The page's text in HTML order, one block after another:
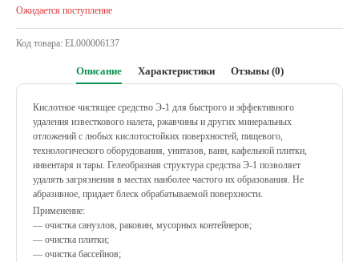
Ожидается поступление
Код товара: EL000006137
Описание Характеристики Отзывы (0)
Кислотное чистящее средство Э-1 для быстрого и эффективного
удаления известкового налета, ржавчины и других минеральных
отложений с любых кислотостойких поверхностей, пищевого,
технологического оборудования, унитазов, ванн, кафельной плитки,
инвентаря и тары. Гелеобразная структура средства Э-1 позволяет
удалять загрязнения в местах наиболее частого их образования. Не
абразивное, придает блеск обрабатываемой поверхности.
Применение:
— очистка санузлов, раковин, мусорных контейнеров;
— очистка плитки;
— очистка бассейнов;